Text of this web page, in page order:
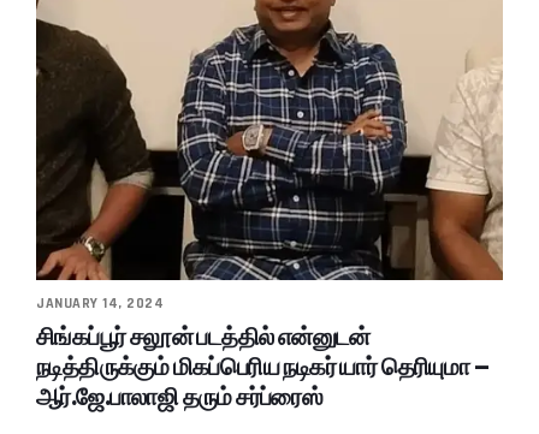
JANUARY 14, 2024
சிங்கப்பூர் சலூன் படத்தில் என்னுடன்
நடித்திருக்கும் மிகப்பெரிய நடிகர் யார் தெரியுமா –
ஆர்.ஜே.பாலாஜி தரும் சர்ப்ரைஸ்